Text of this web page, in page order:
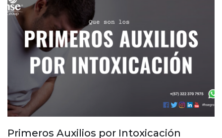
Primeros Auxilios por Intoxicación